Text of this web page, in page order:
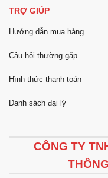
TRỢ GIÚP
Hướng dẫn mua hàng
Câu hỏi thường gặp
Hình thức thanh toán
Danh sách đại lý
CÔNG TY